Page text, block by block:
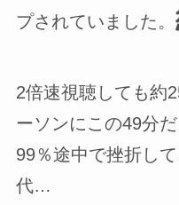
プされていました。
2倍速視聴しても約
ーソンにこの49分
99％途中で挫折し
代…